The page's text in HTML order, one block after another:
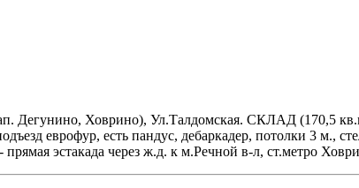
Дегунино, Ховрино), Ул.Талдомская. СКЛАД (170,5
еврофур, есть пандус, дебаркадер, потолки 3 м.,
эстакада через ж.д. к м.Речной в-л, ст.метро